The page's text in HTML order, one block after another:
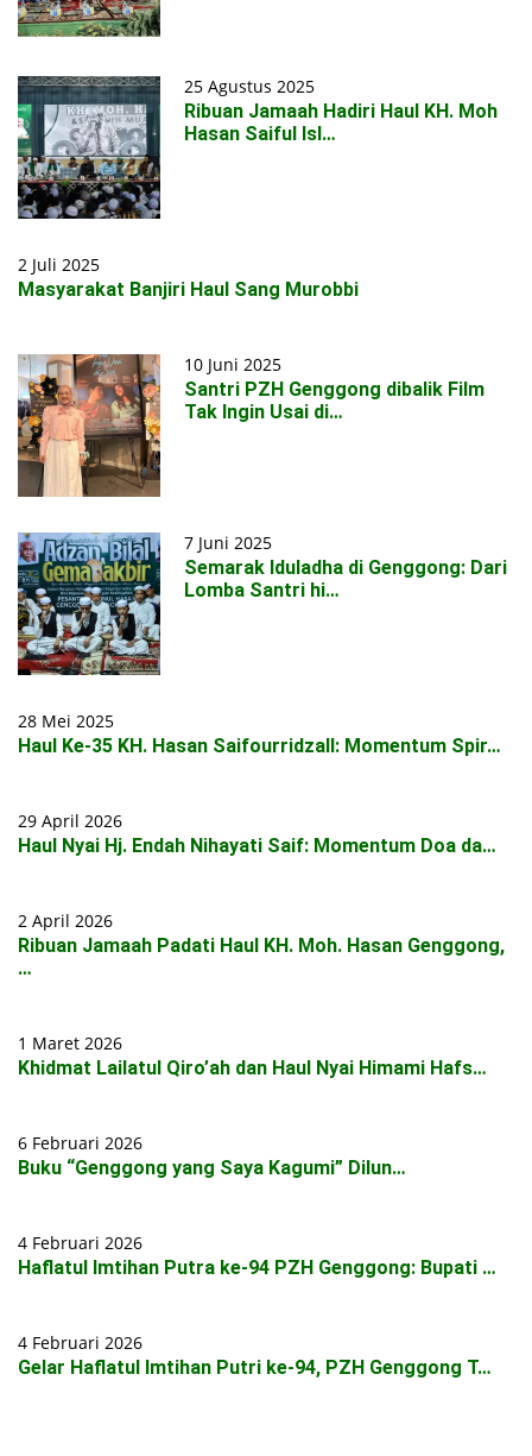
25 Agustus 2025
Ribuan Jamaah Hadiri Haul KH. Moh
Hasan Saiful Isl…
2 Juli 2025
Masyarakat Banjiri Haul Sang Murobbi
10 Juni 2025
Santri PZH Genggong dibalik Film
Tak Ingin Usai di…
7 Juni 2025
Semarak Iduladha di Genggong: Dari
Lomba Santri hi…
28 Mei 2025
Haul Ke-35 KH. Hasan Saifourridzall: Momentum Spir…
29 April 2026
Haul Nyai Hj. Endah Nihayati Saif: Momentum Doa da…
2 April 2026
Ribuan Jamaah Padati Haul KH. Moh. Hasan Genggong,
…
1 Maret 2026
Khidmat Lailatul Qiro’ah dan Haul Nyai Himami Hafs…
6 Februari 2026
Buku “Genggong yang Saya Kagumi” Dilun…
4 Februari 2026
Haflatul Imtihan Putra ke-94 PZH Genggong: Bupati …
4 Februari 2026
Gelar Haflatul Imtihan Putri ke-94, PZH Genggong T…